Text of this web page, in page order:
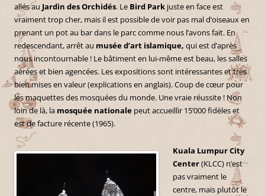
allés au Jardin des Orchidés. Le Bird Park juste en face est
vraiment trop cher, mais il est possible de voir pas mal d’oiseaux en
prenant un pot au bar dans le parc comme nous l’avons fait. En
redescendant, arrêt au musée d’art islamique, qui est d’après
nous incontournable ! Le bâtiment en lui-même est beau, les salles
aérées et bien agencées. Les expositions sont intéressantes et très
bien mises en valeur (explications en anglais). Coup de cœur pour
les maquettes des mosquées du monde. Une vraie réussite ! Non
loin de là, la mosquée nationale peut accueillir 15’000 fidèles et
est de facture récente (1965).
Kuala Lumpur City
Center(KLCC) n’est
pas vraiment le
centre, mais plutôt le